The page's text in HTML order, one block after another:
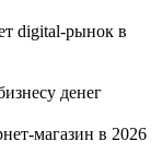
digital-рынок в
денег
магазин в 2026